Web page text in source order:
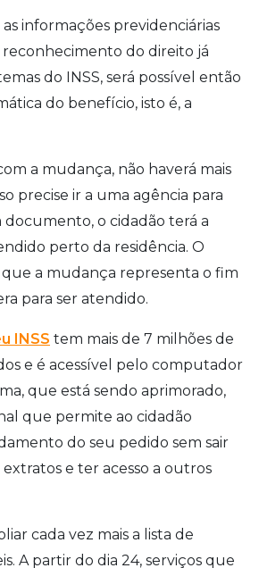
as informações previdenciárias
reconhecimento do direito já
do INSS, será possível então
do benefício, isto é, a
a mudança, não haverá mais
precise ir a uma agência para
o cidadão terá a
perto da residência. O
a mudança representa o fim
para ser atendido.
INSS tem mais de 7 milhões de
e é acessível pelo computador
que está sendo aprimorado,
que permite ao cidadão
do seu pedido sem sair
e ter acesso a outros
cada vez mais a lista de
A partir do dia 24, serviços que